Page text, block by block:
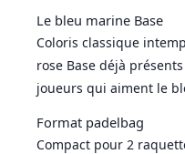
Le bleu marine Base
Coloris classique
rose Base déjà
joueurs qui aiment le
Format padelbag
Compact pour 2